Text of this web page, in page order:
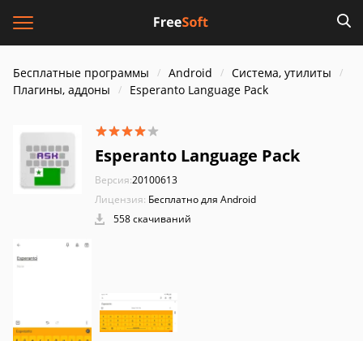
Бесплатные программы Android
Система, утилиты
Плагины, аддоны
Esperanto Language Pack
Esperanto Language Pack
Версия:20100613
Лицензия: Бесплатно для Android
558 скачиваний